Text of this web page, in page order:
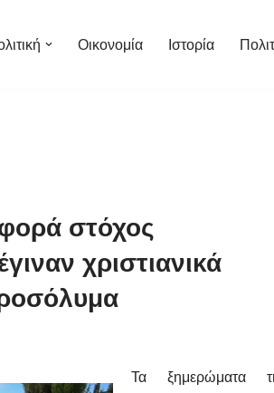
Οικονομία Ιστορία
στόχος
χριστιανικά
Τα ξημερώματα